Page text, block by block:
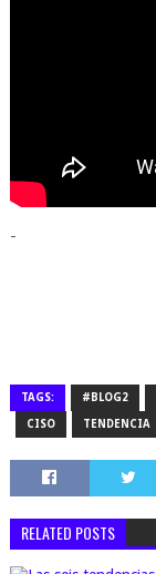
-
TAGS: #BLOG2
CISO TENDENCIA
RELATED POSTS